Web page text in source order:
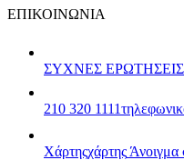
ΕΠΙΚΟΙΝΩΝΙΑ
ΣΥΧΝΕΣ
210 320 1111
Χάρτηςχάρτης Άνοιγμα